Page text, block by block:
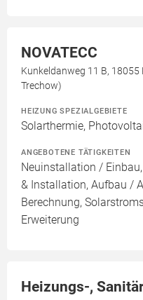
NOVATECC
Kunkeldanweg 11 B,
Trechow)
HEIZUNG SPEZIALGEBIETE
Solarthermie,
ANGEBOTENE TÄTIGKEITEN
Neuinstallation /
& Installation, Aufbau /
Berechnung,
Erweiterung
Heizungs-,